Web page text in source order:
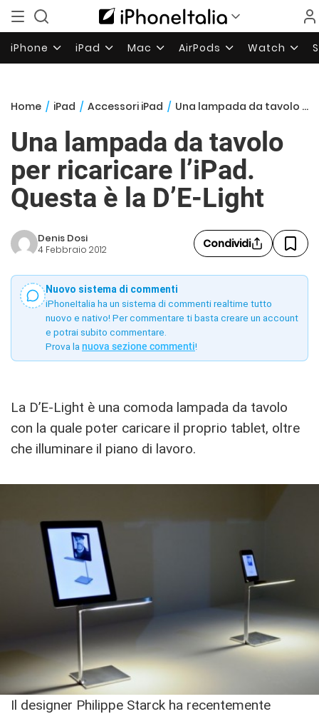
iPhone iPad Mac AirPods Watch
Home / iPad / Accessori iPad / Una lampada da tavolo per ricaricare l’iPad. Questa è la D’E-Light
Una lampada da tavolo
per ricaricare l’iPad.
Questa è la D’E-Light
Denis Dosi
4 Febbraio 2012 Condividi
Nuovo sistema di commenti
iPhoneItalia ha un sistema di commenti realtime tutto
nuovo e nativo! Per commentare ti basta creare un account
e potrai subito commentare.
Prova la nuova sezione commenti!
La D’E-Light è una comoda lampada da tavolo
con la quale poter caricare il proprio tablet, oltre
che illuminare il piano di lavoro.
Il designer Philippe Starck ha recentemente